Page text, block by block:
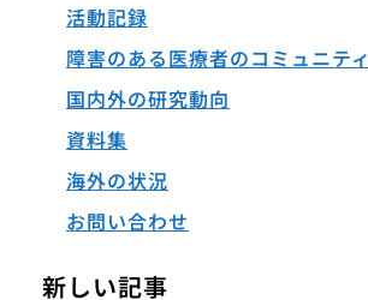
活動記録
障害のある医療者のコミュニティ
国内外の研究動向
資料集
海外の状況
お問い合わせ
新しい記事